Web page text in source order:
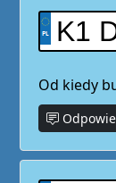
K1
Od kiedy